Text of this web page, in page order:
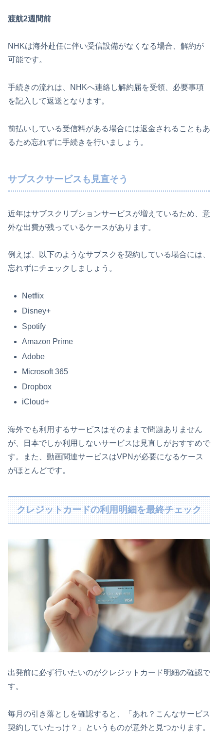
渡航2週間前
NHKは海外赴任に伴い受信設備がなくなる場合、解約が
可能です。
手続きの流れは、NHKへ連絡し解約届を受領、必要事項
を記入して返送となります。
前払いしている受信料がある場合には返金されることもあ
るため忘れずに手続きを行いましょう。
サブスクサービスも見直そう
近年はサブスクリプションサービスが増えているため、意
外な出費が残っているケースがあります。
例えば、以下のようなサブスクを契約している場合には、
忘れずにチェックしましょう。
Netflix
Disney+
Spotify
Amazon Prime
Adobe
Microsoft 365
Dropbox
iCloud+
海外でも利用するサービスはそのままで問題ありません
が、日本でしか利用しないサービスは見直しがおすすめで
す。また、動画関連サービスはVPNが必要になるケース
がほとんどです。
クレジットカードの利用明細を最終チェック
出発前に必ず行いたいのがクレジットカード明細の確認で
す。
毎月の引き落としを確認すると、「あれ？こんなサービス
契約していたっけ？」というものが意外と見つかります。